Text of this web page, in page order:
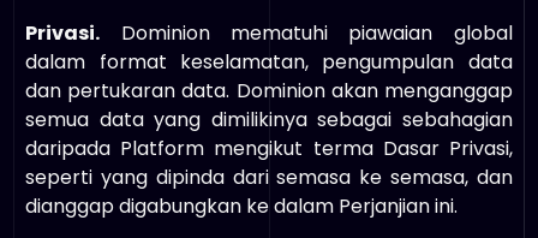
Privasi. Dominion mematuhi piawaian global
dalam format keselamatan, pengumpulan data
dan pertukaran data. Dominion akan menganggap
semua data yang dimilikinya sebagai sebahagian
daripada Platform mengikut terma Dasar Privasi,
seperti yang dipinda dari semasa ke semasa, dan
dianggap digabungkan ke dalam Perjanjian ini.